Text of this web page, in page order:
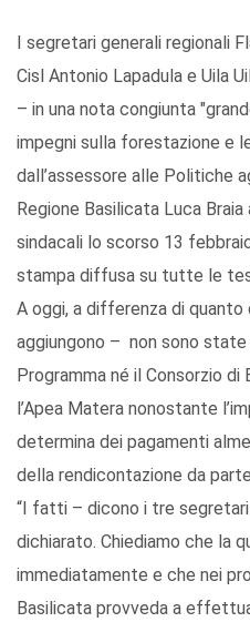
I segretari generali regionali
Cisl Antonio Lapadula e Uila
– in una nota congiunta
impegni sulla forestazione e
dall’assessore alle Politiche
Regione Basilicata Luca
sindacali lo scorso 13
stampa diffusa su tutte le
A oggi, a differenza di quanto
aggiungono – non sono
Programma né il Consorzio di
l’Apea Matera nonostante
determina dei pagamenti
della rendicontazione da parte
“I fatti – dicono i tre
dichiarato. Chiediamo che la
immediatamente e che nei
Basilicata provveda a